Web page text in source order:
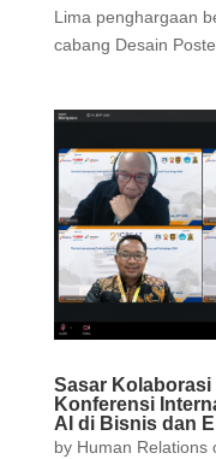
Lima penghargaan
cabang Desain
Sasar Kolaborasi
Konferensi
AI di Bisnis dan
by Human Relations